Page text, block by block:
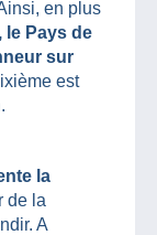
en plus
le Pays de
sur
est
la
de la
A